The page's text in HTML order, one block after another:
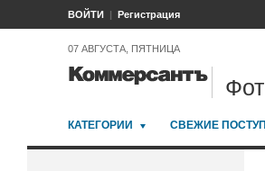
ВОЙТИ Регистрация
07 АВГУСТА, ПЯТНИЦА
КАТЕГОРИИ СВЕЖИЕ